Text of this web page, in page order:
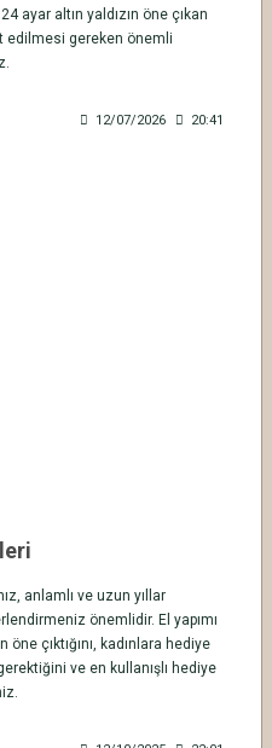
ayar altın yaldızın öne çıkan
edilmesi gereken önemli
12/07/2026 20:41
anlamlı ve uzun yıllar
önemlidir. El yapımı
çıktığını, kadınlara hediye
ve en kullanışlı hediye